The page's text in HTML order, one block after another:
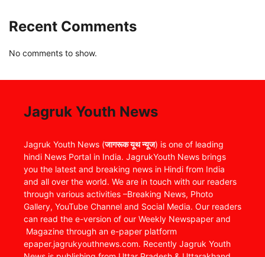
Recent Comments
No comments to show.
Jagruk Youth News
Jagruk Youth News (जागरूक यूथ न्यूज) is one of leading
hindi News Portal in India. JagrukYouth News brings
you the latest and breaking news in Hindi from India
and all over the world. We are in touch with our readers
through various activities –Breaking News, Photo
Gallery, YouTube Channel and Social Media. Our readers
can read the e-version of our Weekly Newspaper and
Magazine through an e-paper platform
epaper.jagrukyouthnews.com. Recently Jagruk Youth